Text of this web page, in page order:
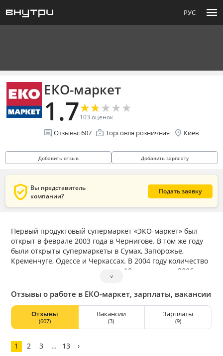
РУС menu
ЕКО-маркет
1.7★
★★
★★
★★
★★
★
103 оценок
comment Отзывы:607 enterprise Торговля розничная location_on Киев
Добавить отзыв Добавить зарплату
verified_user Вы представитель
компании?
Подать заявку
Первый продуктовый супермаркет «ЭКО-маркет» был
открыт в феврале 2003 года в Чернигове. В том же году
были открыты супермаркеты в Сумах, Запорожье,
Кременчуге, Одессе и Черкассах. В 2004 году количество
супермаркетов сети выросло до 18, а по итогам 2006 года
сеть насчитывала 28 объектов торговли. В 2007 году
общее количество супермаркетов ЕКОмаркет выросло до
42, а торговая площадь сети – до 40720 кв.м.
˅
Отзывы о работе в ЕКО-маркет, зарплаты, вакансии
Отзывы
(607)
Вакансии
(3)
Зарплаты
(9)
1 2 3 … 13 ›